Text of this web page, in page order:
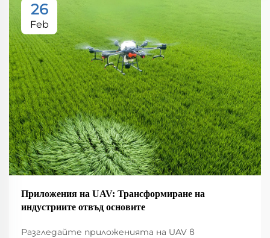
26
Feb
Приложения на UAV: Трансформиране на
индустриите отвъд основите
Разгледайте приложенията на UAV в